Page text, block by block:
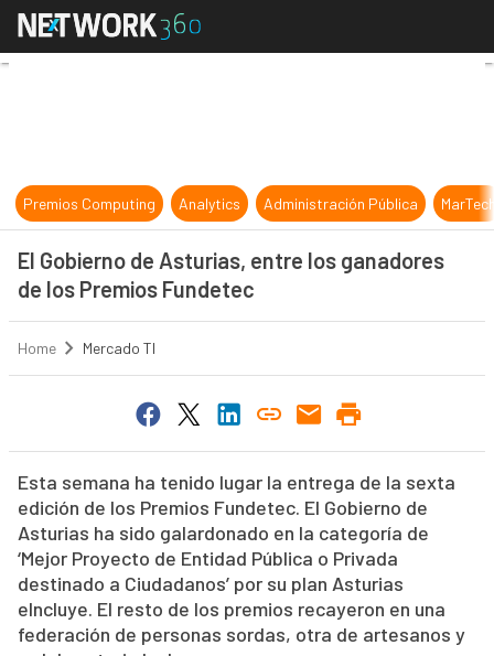
El Gobierno de Asturias, entre los
Premios Computing Analytics Administración Pública
El Gobierno de Asturias, entre los ganadores
de los Premios Fundetec
Home Mercado TI
Esta semana ha tenido lugar la entrega de la sexta
edición de los Premios Fundetec. El Gobierno de
Asturias ha sido galardonado en la categoría de
‘Mejor Proyecto de Entidad Pública o Privada
destinado a Ciudadanos’ por su plan Asturias
eIncluye. El resto de los premios recayeron en una
federación de personas sordas, otra de artesanos y